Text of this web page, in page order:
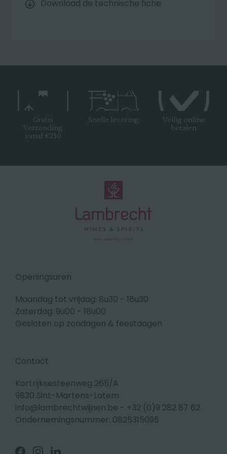
Download de technische fiche
Gratis
Verzending
vanaf €250
Snelle levering
Veilig online
betalen
Openingsuren
Maandag tot vrijdag: 8u30 - 18u30
Zaterdag: 9u00 - 18u00
Gesloten op zondagen & feestdagen
Contact
Kortrijksesteenweg 265/A
9830 Sint-Martens-Latem
info@lambrechtwijnen.be - +32 (0)9 282 87 62
Ondernemingsnummer: 0825315095
VolgVolgVolg